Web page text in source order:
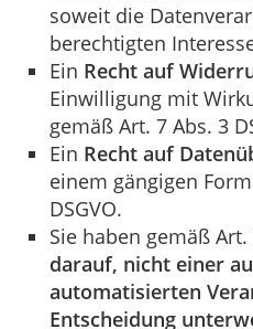
soweit die
berechtigten
Ein Recht auf
Einwilligung mit
gemäß Art. 7 Abs. 3
Ein Recht auf
einem gängigen
DSGVO.
Sie haben gemäß Art.
darauf, nicht einer
automatisierten
Entscheidung